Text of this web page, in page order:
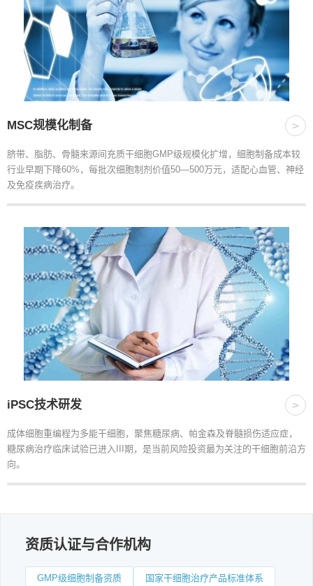
MSC规模化制备 >
脐带、脂肪、骨髓来源间充质干细胞GMP级规模化扩增，细胞制备成本较
行业早期下降60%，每批次细胞制剂价值50—500万元，适配心血管、神经
及免疫疾病治疗。
iPSC技术研发 >
成体细胞重编程为多能干细胞，聚焦糖尿病、帕金森及脊髓损伤适应症，
糖尿病治疗临床试验已进入III期，是当前风险投资最为关注的干细胞前沿方
向。
资质认证与合作机构
GMP级细胞制备资质 国家干细胞治疗产品标准体系